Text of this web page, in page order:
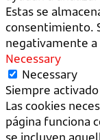
Estas se
consentimiento.
negativamente a
Necessary
Necessary
Siempre activado
Las cookies
página funciona